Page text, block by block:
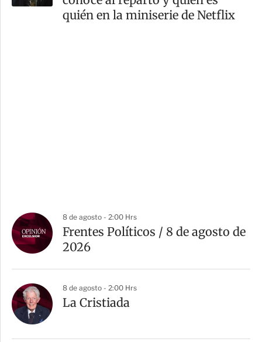
quién en la miniserie de Netflix
8 de agosto - 2:00 Hrs
Frentes Políticos / 8 de agosto de
2026
8 de agosto - 2:00 Hrs
La Cristiada